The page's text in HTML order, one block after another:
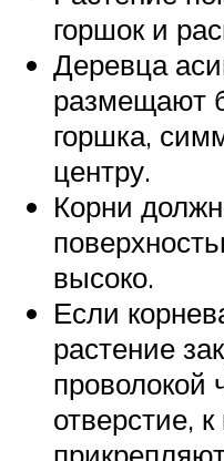
горшок и
Деревца
размещают
горшка,
центру.
Корни
высоко.
Если
растение
проволокой
отверстие,